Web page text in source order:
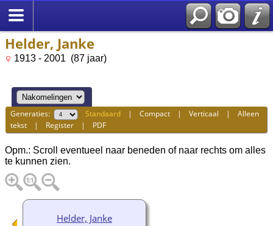
Helder, Janke
1913 - 2001 (87 jaar)
Generaties: Standaard |Compact |Verticaal |Alleen
tekst | Register | PDF
Opm.: Scroll eventueel naar beneden of naar rechts om alles
te kunnen zien.
Helder, Janke